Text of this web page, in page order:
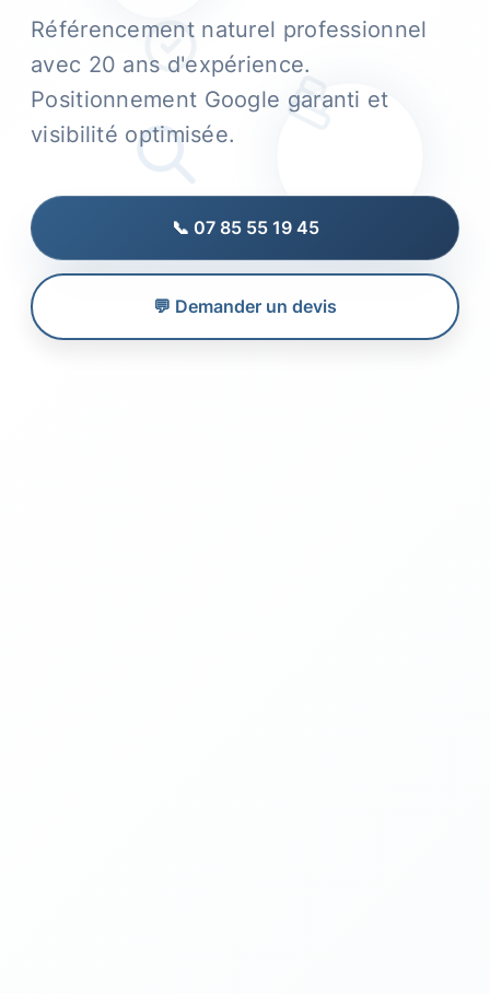
Référencement naturel professionnel
avec 20 ans d'expérience.
Positionnement Google garanti et
visibilité optimisée.
📞 07 85 55 19 45
💬 Demander un devis